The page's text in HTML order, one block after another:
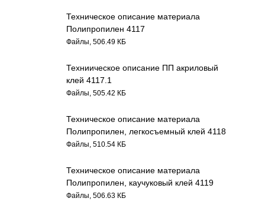
Техническое описание материала
Полипропилен 4117
Файлы, 506.49 КБ
Техниическое описание ПП акриловый
клей 4117.1
Файлы, 505.42 КБ
Техническое описание материала
Полипропилен, легкосъемный клей 4118
Файлы, 510.54 КБ
Техническое описание материала
Полипропилен, каучуковый клей 4119
Файлы, 506.63 КБ